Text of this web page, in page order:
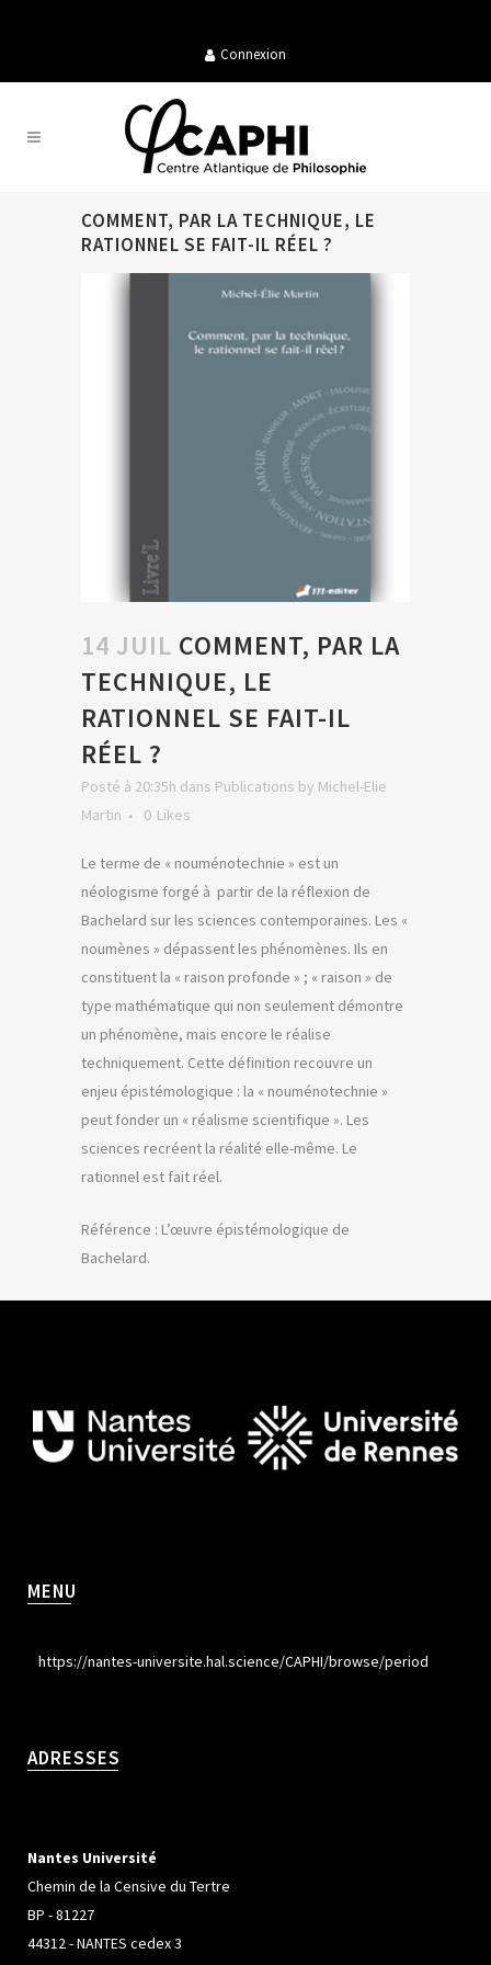
Connexion
COMMENT, PAR LA TECHNIQUE, LE
RATIONNEL SE FAIT-IL RÉEL ?
14 JUIL COMMENT, PAR LA
TECHNIQUE, LE
RATIONNEL SE FAIT-IL
RÉEL ?
Posté à 20:35h dans Publications by Michel-Elie
Martin
0 Likes
Le terme de « nouménotechnie » est un
néologisme forgé à partir de la réflexion de
Bachelard sur les sciences contemporaines. Les «
noumènes » dépassent les phénomènes. Ils en
constituent la « raison profonde » ; « raison » de
type mathématique qui non seulement démontre
un phénomène, mais encore le réalise
techniquement. Cette définition recouvre un
enjeu épistémologique : la « nouménotechnie »
peut fonder un « réalisme scientifique ». Les
sciences recréent la réalité elle-même. Le
rationnel est fait réel.
Référence : L’œuvre épistémologique de
Bachelard.
MENU
https://nantes-universite.hal.science/CAPHI/browse/period
ADRESSES
Nantes Université
Chemin de la Censive du Tertre
BP - 81227
44312 - NANTES cedex 3